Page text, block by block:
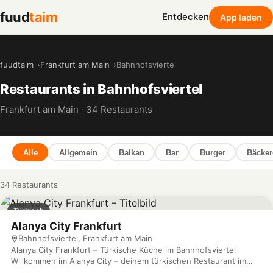
fuudtaim Entdecken App laden
fuudtaim Frankfurt am Main Bahnhofsviertel
Restaurants in Bahnhofsviertel
Frankfurt am Main · 34 Restaurants
Alle Allgemein Balkan Bar Burger
34 Restaurants
Türkisch
Alanya City Frankfurt
Bahnhofsviertel, Frankfurt am Main
Alanya City Frankfurt – Türkische Küche im Bahnhofsviertel
Willkommen im Alanya City – deinem türkischen Restaurant im